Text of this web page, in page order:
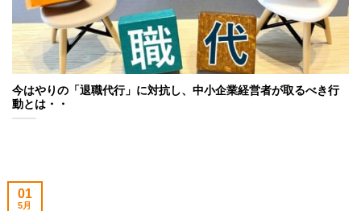
今はやりの「退職代行」に対抗し、中小企業経営者が取るべき行
動とは・・
01
5月